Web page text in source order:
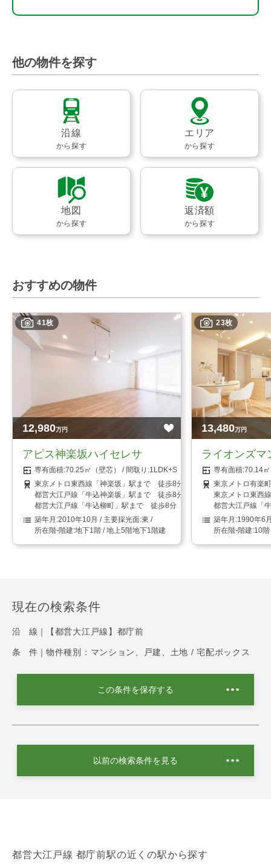
他の物件を探す
沿線
から探す
エリア
から探す
地図
から探す
返済額
から探す
おすすめの物件
41枚
12,980万円
アピス神楽坂ハイセレサ
70.25㎡（壁芯）
1LDK+S（納戸）
東京メトロ東西線「神楽坂」駅まで 徒歩8分
都営大江戸線「牛込神楽坂」駅まで 徒歩8分
都営大江戸線「牛込柳町」駅まで 徒歩8分
2010年10月
東
地下1階 / 地上5階地下1階建
23枚
13,480万円
ライオンズマ
70.14
東京メトロ有楽
東京メトロ東西
都営大江戸線「
1990年6
10
現在の検索条件
沿 線｜ 【都営大江戸線】都庁前
条 件｜ 物件種別：マンション、戸建、土地 / 宅配ボックス
この条件を保存する
以前の検索条件を見る
都営大江戸線 都庁前駅の近くの駅から探す